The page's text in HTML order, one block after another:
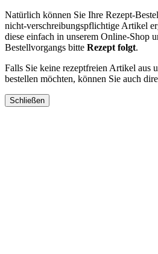
Natürlich können Sie Ihre Rezept-
nicht-verschreibungspflichtige Artikel
diese einfach in unserem Online-Shop
Bestellvorgangs bitte Rezept folgt.
Falls Sie keine rezeptfreien Artikel aus
bestellen möchten, können Sie auch
Schließen